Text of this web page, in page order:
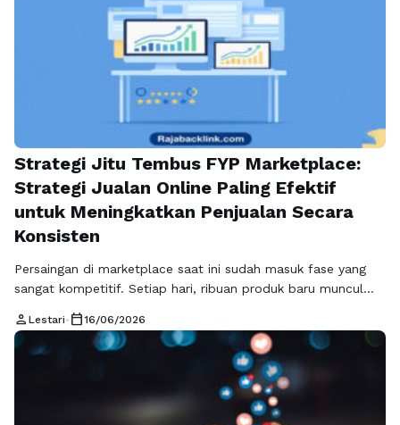
teknologi. Karena itu, jurusan teknik informatika menjadi
salah satu program studi yang paling …Baca Selengkapnya
Strategi Jitu Tembus FYP Marketplace:
Strategi Jualan Online Paling Efektif
untuk Meningkatkan Penjualan Secara
Konsisten
Persaingan di marketplace saat ini sudah masuk fase yang
sangat kompetitif. Setiap hari, ribuan produk baru muncul
murah, promo besar-besaran, hingga visual yang semakin
menarik. Dalam kondisi seperti ini, penjual tidak bisa lagi
hanya mengandalkan upload produk dan menunggu pembeli
datang. Dibutuhkan pendekatan yang lebih terstruktur, yaitu
Baca Selengkapnya
person Lestari• calendar_today16/06/2026